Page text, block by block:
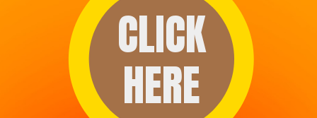
CLICK
HERE